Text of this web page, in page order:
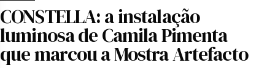
CONSTELLA: a instalação
luminosa de Camila Pimenta
que marcou a Mostra Artefacto